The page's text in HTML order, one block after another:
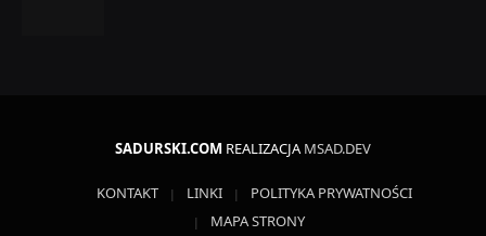
SADURSKI.COM REALIZACJAMSAD.DEV
KONTAKT LINKI
POLITYKA PRYWATNOŚCI
MAPA STRONY